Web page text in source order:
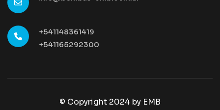
+541148361419
+541165292300
© Copyright 2024 by EMB